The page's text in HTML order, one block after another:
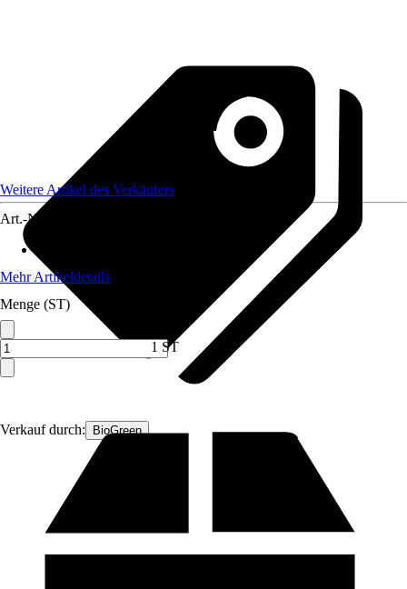
Verkauf durch: BioGreen
Weitere Artikel des Verkäufers
Art.-Nr.
Mehr Artikeldetails
Menge (ST)
1 ST